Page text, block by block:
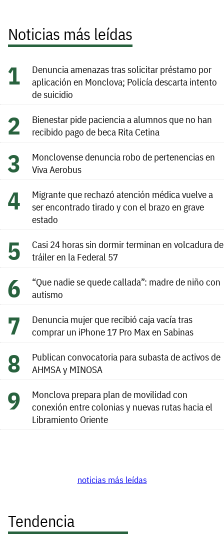
Noticias más leídas
Denuncia amenazas tras solicitar préstamo por
aplicación en Monclova; Policía descarta intento
de suicidio
Bienestar pide paciencia a alumnos que no han
recibido pago de beca Rita Cetina
Monclovense denuncia robo de pertenencias en
Viva Aerobus
Migrante que rechazó atención médica vuelve a
ser encontrado tirado y con el brazo en grave
estado
Casi 24 horas sin dormir terminan en volcadura de
tráiler en la Federal 57
“Que nadie se quede callada”: madre de niño con
autismo
Denuncia mujer que recibió caja vacía tras
comprar un iPhone 17 Pro Max en Sabinas
Publican convocatoria para subasta de activos de
AHMSA y MINOSA
Monclova prepara plan de movilidad con
conexión entre colonias y nuevas rutas hacia el
Libramiento Oriente
noticias más leídas
Tendencia